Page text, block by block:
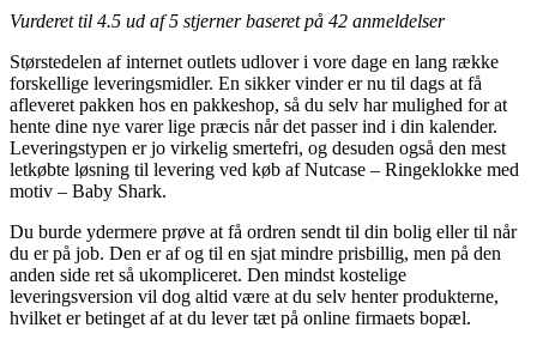
Vurderet til 4.5 ud af 5 stjerner baseret på 42 anmeldelser
Størstedelen af internet outlets udlover i vore dage en lang række
forskellige leveringsmidler. En sikker vinder er nu til dags at få
afleveret pakken hos en pakkeshop, så du selv har mulighed for at
hente dine nye varer lige præcis når det passer ind i din kalender.
Leveringstypen er jo virkelig smertefri, og desuden også den mest
letkøbte løsning til levering ved køb af Nutcase – Ringeklokke med
motiv – Baby Shark.
Du burde ydermere prøve at få ordren sendt til din bolig eller til når
du er på job. Den er af og til en sjat mindre prisbillig, men på den
anden side ret så ukompliceret. Den mindst kostelige
leveringsversion vil dog altid være at du selv henter produkterne,
hvilket er betinget af at du lever tæt på online firmaets bopæl.